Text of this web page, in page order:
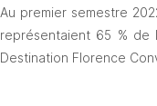
Au premier semestre
représentaient 65 % de
Destination Florence